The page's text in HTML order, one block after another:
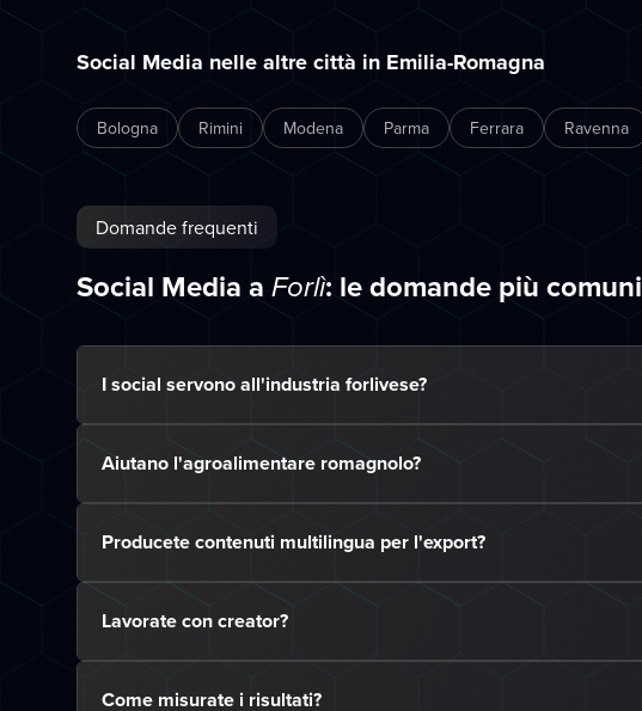
Social Media nelle altre città in Emilia-Romagna
Bologna Rimini Modena Parma Ferrara Ravenna
Domande frequenti
Social Media a Forlì: le domande più comuni
I social servono all'industria forlivese?
Aiutano l'agroalimentare romagnolo?
Producete contenuti multilingua per l'export?
Lavorate con creator?
Come misurate i risultati?